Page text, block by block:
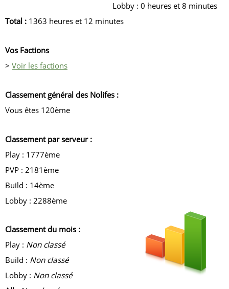
Lobby : 0 heures et 8 minutes
Total : 1363 heures et 12 minutes
Vos Factions
> Voir les factions
Classement général des Nolifes :
Vous êtes 120ème
Classement par serveur :
Play : 1777ème
PVP : 2181ème
Build : 14ème
Lobby : 2288ème
Classement du mois :
Play : Non classé
Build : Non classé
Lobby : Non classé